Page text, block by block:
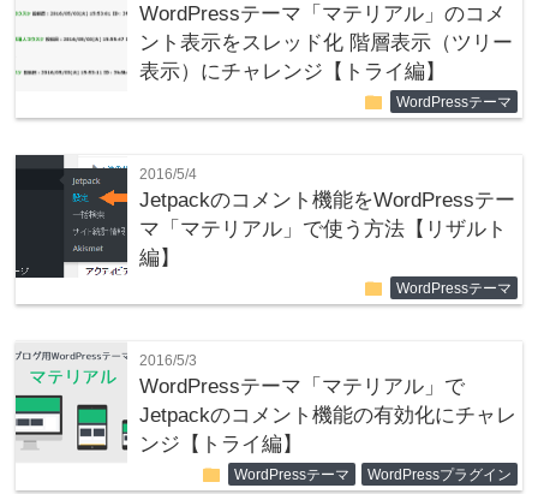
WordPressテーマ「マテリアル」のコメ
ント表示をスレッド化 階層表示（ツリー
表示）にチャレンジ【トライ編】
folder WordPressテーマ
2016/5/4
Jetpackのコメント機能をWordPressテー
マ「マテリアル」で使う方法【リザルト
編】
folder WordPressテーマ
2016/5/3
WordPressテーマ「マテリアル」で
Jetpackのコメント機能の有効化にチャレ
ンジ【トライ編】
folder WordPressテーマ WordPressプラグイン